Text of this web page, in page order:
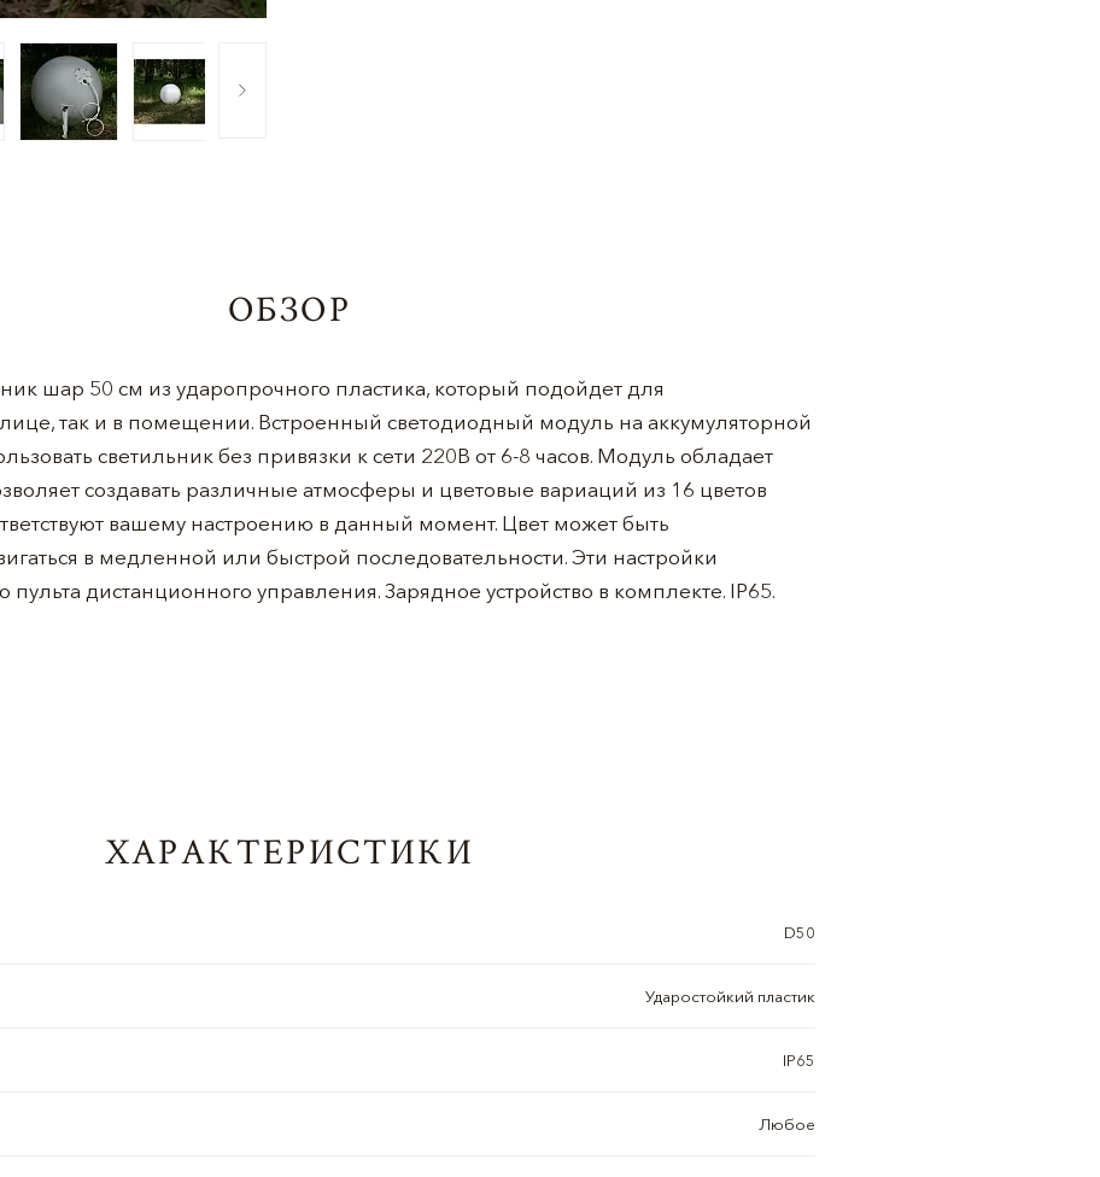
ОБЗОР
шар 50 см из ударопрочного пластика, который подойдет для
так и в помещении. Встроенный светодиодный модуль на аккумуляторной
светильник без привязки к сети 220В от 6-8 часов. Модуль обладает
создавать различные атмосферы и цветовые вариаций из 16 цветов
вашему настроению в данный момент. Цвет может быть
в медленной или быстрой последовательности. Эти настройки
дистанционного управления. Зарядное устройство в комплекте. IP65.
ХАРАКТЕРИСТИКИ
D50
Ударостойкий пластик
IP65
Любое